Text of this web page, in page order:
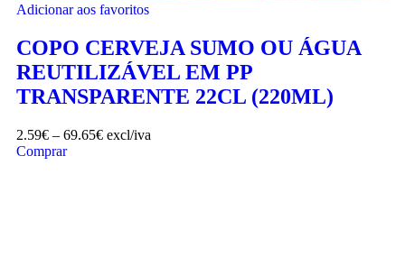
Adicionar aos favoritos
COPO CERVEJA SUMO OU ÁGUA
REUTILIZÁVEL EM PP
TRANSPARENTE 22CL (220ML)
2.59€ – 69.65€ excl/iva
Comprar